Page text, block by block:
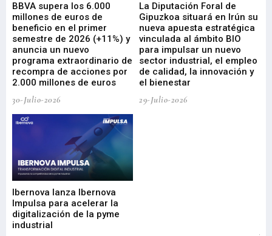
BBVA supera los 6.000
millones de euros de
beneficio en el primer
semestre de 2026 (+11%) y
anuncia un nuevo
programa extraordinario de
recompra de acciones por
2.000 millones de euros
30-Julio-2026
La Diputación Foral de
Gipuzkoa situará en Irún su
nueva apuesta estratégica
vinculada al ámbito BIO
para impulsar un nuevo
sector industrial, el empleo
de calidad, la innovación y
el bienestar
29-Julio-2026
Ibernova lanza Ibernova
Impulsa para acelerar la
digitalización de la pyme
industrial